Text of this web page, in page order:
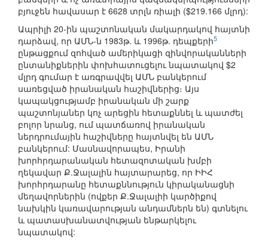
բյուջեն հավասար է 6628 տրլն ռիալի ($219.166 մլրդ):
Ապրիլի 20-ին պաշտոնական մակարդակով հայտնի
դարձավ, որ ԱՄՆ-ն 1983թ. և 1996թ. դեպքերի5
ընթացքում զոհված ամերիկացի զինվորականների
ընտանիքներին փոխհատուցելու նպատակով $2
մլրդ գումար է առգրավվել ԱՄՆ բանկերում
սառեցված իրանական հաշիվներից։ Այս
կապակցությամբ իրանական մի շարք
պաշտոնյաներ կոչ արեցին հետաքննել և պատժել
բոլոր նրանց, ում պատճառով իրանական
ներդրումային հաշիվները հայտնվել են ԱՄՆ
բանկերում: Մասնավորապես, Իրանի
խորհրդարանական հետազոտական խմբի
ղեկավար Ք.Ջալալին հայտարարեց, որ ԻԻՀ
խորհրդարանը հետաքննություն կիրականացնի
մեղավորներին (ովքեր Ք.Ջալալիի կարծիքով
նախկին կառավարության անդամներն են) գտնելու
և պատասխանատվության ենթարկելու
նպատակով: